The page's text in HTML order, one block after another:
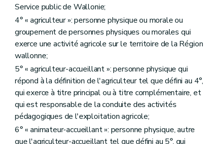
Art. D220
Art. D221
Art. D222
Titre IX
La promotion des produits agricoles
Chapitre Ier
Généralités
Art. D223
Chapitre II L'Agence wallonne pour la Promotion d'une Agriculture de qualité
Section 1re
Création et missions
Art. D224
Art. D225
Art. D226
Art. D227
Art. D228
Art. D229
Service public de Wallonie;
4° « agriculteur »: personne physique ou morale ou
groupement de personnes physiques ou morales qui
exerce une activité agricole sur le territoire de la Région
wallonne;
5° « agriculteur-accueillant »: personne physique qui
répond à la définition de l'agriculteur tel que défini au 4°,
qui exerce à titre principal ou à titre complémentaire, et
qui est responsable de la conduite des activités
pédagogiques de l'exploitation agricole;
6° « animateur-accueillant »: personne physique, autre
que l'agriculteur-accueillant tel que défini au 5°, qui